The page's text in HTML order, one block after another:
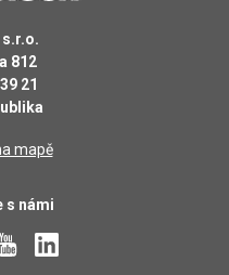
812
21
mapě
s námi